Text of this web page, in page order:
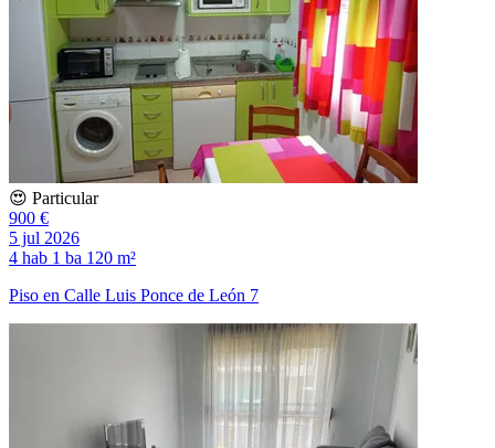
😍 Particular
900 €
5 jul 2026
4 hab 1 ba 120 m²
Piso en Calle Luis Ponce de León 7